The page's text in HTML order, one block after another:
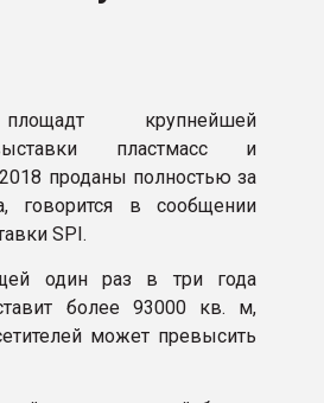
крупнейшей
пластмасс и
проданы полностью за
говорится в сообщении
SPI.
один раз в три года
более 93000 кв. м,
может превысить